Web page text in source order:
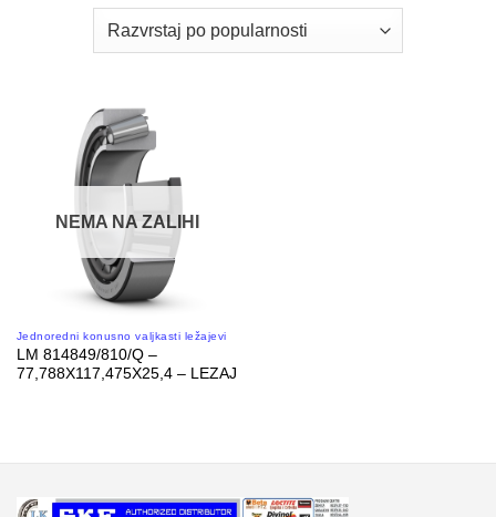
NEMA NA ZALIHI
Jednoredni konusno valjkasti ležajevi
LM 814849/810/Q –
77,788X117,475X25,4 – LEZAJ